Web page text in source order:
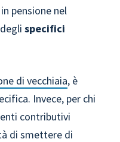
pensione nel
specifici
di vecchiaia, è
Invece, per chi
contributivi
di smettere di